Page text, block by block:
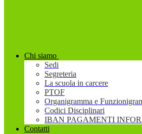
Chi siamo
Sedi
Segreteria
La scuola in carcere
PTOF
Organigramma e
Codici Disciplinari
IBAN PAGAMENTI
Contatti